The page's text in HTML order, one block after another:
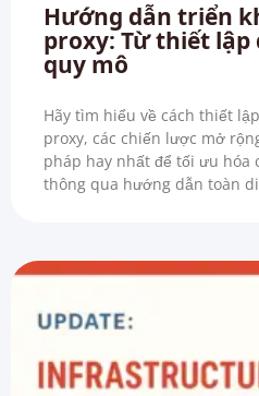
Hướng dẫn triển
proxy: Từ thiết lập
quy mô
Hãy tìm hiểu về cách thiết
proxy, các chiến lược mở
pháp hay nhất để tối ưu hóa
thông qua hướng dẫn toàn